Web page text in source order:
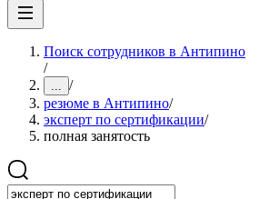
Поиск сотрудников в Антипино
/
... /
резюме в Антипино/
эксперт по сертификации/
полная занятость